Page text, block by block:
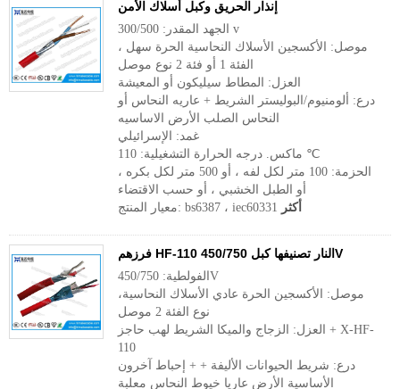
إنذار الحريق وكبل أسلاك الأمن
الجهد المقدر: 300/500 v
موصل: الأكسجين الأسلاك النحاسية الحرة سهل ،
الفئة 1 أو فئة 2 نوع موصل
العزل: المطاط سيليكون أو المعيشة
درع: ألومنيوم/البوليستر الشريط + عاريه النحاس أو
النحاس الصلب الأرض الاساسيه
غمد: الإسرائيلي
ماكس. درجه الحرارة التشغيلية: 110 ℃
الحزمة: 100 متر لكل لفه ، أو 500 متر لكل بكره ،
أو الطبل الخشبي ، أو حسب الاقتضاء
معيار المنتج: bs6387 ، iec60331 أكثر
فرزهم HF-110 النار تصنيفها كبل 450/750V
الفولطية: 450/750V
موصل: الأكسجين الحرة عادي الأسلاك النحاسية،
نوع الفئة 2 موصل
العزل: الزجاج والميكا الشريط لهب حاجز + X-HF-
110
درع: شريط الحيوانات الأليفة + + إحباط آخرون
الأساسية الأرض عاريا خيوط النحاس معلبة